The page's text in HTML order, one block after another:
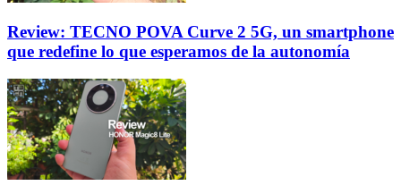
Review: TECNO POVA Curve 2 5G, un smartphone
que redefine lo que esperamos de la autonomía